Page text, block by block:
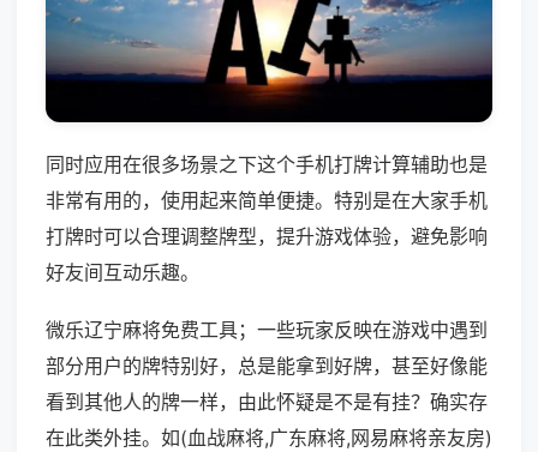
同时应用在很多场景之下这个手机打牌计算辅助也是
非常有用的，使用起来简单便捷。特别是在大家手机
打牌时可以合理调整牌型，提升游戏体验，避免影响
好友间互动乐趣。
微乐辽宁麻将免费工具；一些玩家反映在游戏中遇到
部分用户的牌特别好，总是能拿到好牌，甚至好像能
看到其他人的牌一样，由此怀疑是不是有挂？确实存
在此类外挂。如(血战麻将,广东麻将,网易麻将亲友房)